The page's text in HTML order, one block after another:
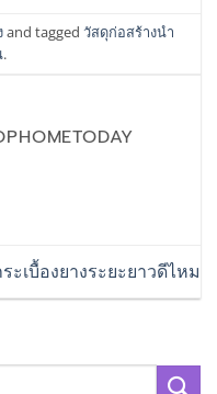
and tagged วัสดุก่อสร้างนำ
.
ะเบื้องยางระยะยาวดีไหม